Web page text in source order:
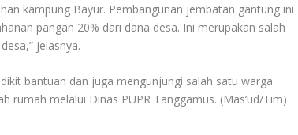
kampung Bayur. Pembangunan jembatan gantung ini
pangan 20% dari dana desa. Ini merupakan salah
jelasnya.
bantuan dan juga mengunjungi salah satu warga
rumah melalui Dinas PUPR Tanggamus. (Mas’ud/Tim)